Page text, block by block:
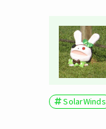
SolarWinds